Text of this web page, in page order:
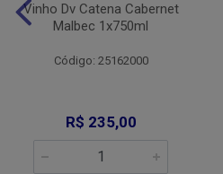
Vinho Dv Catena Cabernet
Malbec 1x750ml
Código: 25162000
R$ 235,00